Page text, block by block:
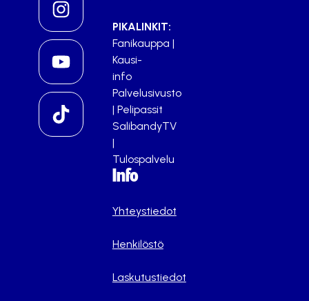
PIKALINKIT:
Fanikauppa |
Kausi-
info
Palvelusivusto
| Pelipassit
SalibandyTV
|
Tulospalvelu
Info
Yhteystiedot
Henkilöstö
Laskutustiedot